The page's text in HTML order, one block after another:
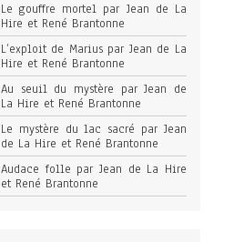
Le gouffre mortel par Jean de La
Hire et René Brantonne
L’exploit de Marius par Jean de La
Hire et René Brantonne
Au seuil du mystère par Jean de
La Hire et René Brantonne
Le mystère du lac sacré par Jean
de La Hire et René Brantonne
Audace folle par Jean de La Hire
et René Brantonne